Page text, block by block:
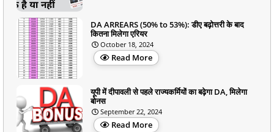
DA ARREARS (50% to 53%): डीए बढ़ोत्तरी के बाद
कितना मिलेगा एरियर
October 18, 2024
Read More
यूपी में दीपावली से पहले राज्यकर्मियों का बढ़ेगा DA, मिलेगा
बोनस
September 22, 2024
Read More